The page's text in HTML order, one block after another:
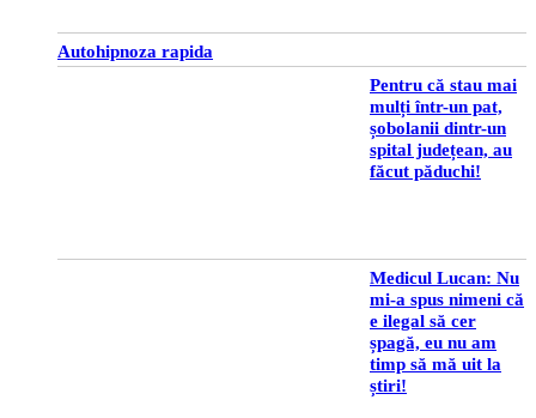
Autohipnoza rapida
Pentru că stau mai
mulți într-un pat,
șobolanii dintr-un
spital județean, au
făcut păduchi!
Medicul Lucan: Nu
mi-a spus nimeni că
e ilegal să cer
șpagă, eu nu am
timp să mă uit la
știri!